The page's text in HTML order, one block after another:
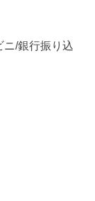
ニ/銀行振り込